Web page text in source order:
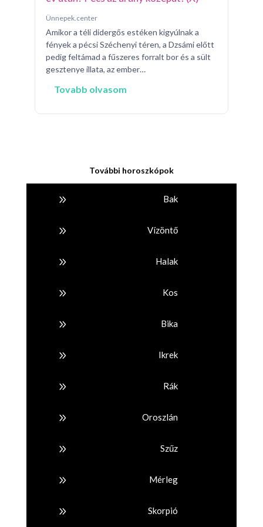
Ünnepek.center
Amikor a téli didergős estéken kigyúlnak a
fények a pécsi Széchenyi téren, a Dzsámi előtt
pedig feltámad a fűszeres forralt bor és a sült
gesztenye illata, az ember…
Tovabb olvasom
További horoszkópok
9 Bak
9 Vízöntő
9 Halak
9 Kos
9 Bika
9 Ikrek
9 Rák
9 Oroszlán
9 Szűz
9 Mérleg
9 Skorpió